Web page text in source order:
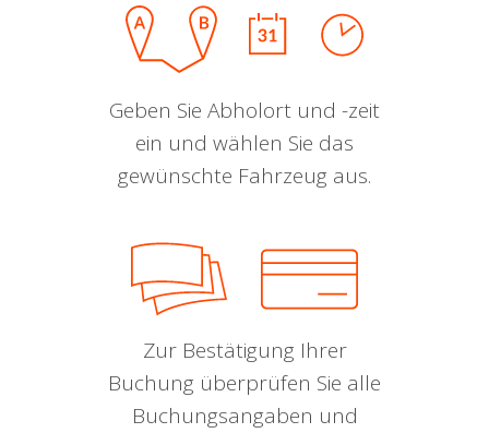
Geben Sie Abholort und -zeit
ein und wählen Sie das
gewünschte Fahrzeug aus.
Zur Bestätigung Ihrer
Buchung überprüfen Sie alle
Buchungsangaben und